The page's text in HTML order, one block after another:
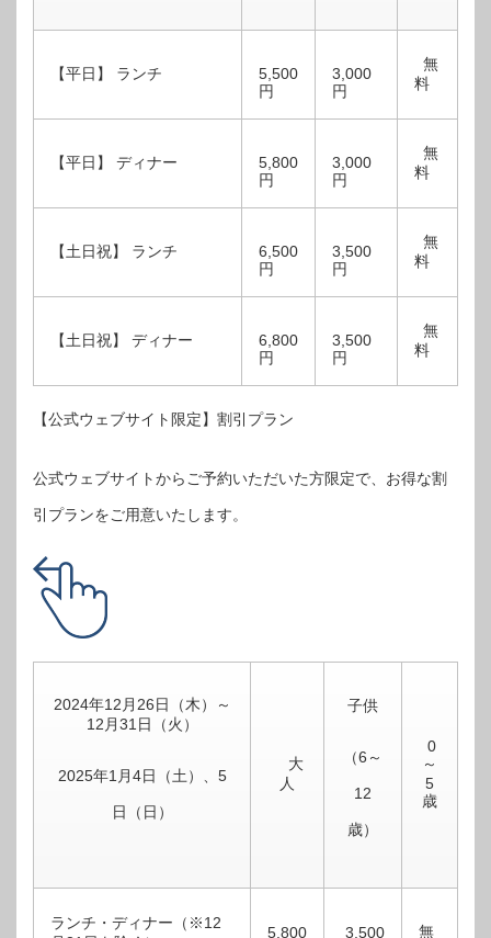
【平日】 ランチ
5,500
円
3,000
円
無
料
【平日】 ディナー
5,800
円
3,000
円
無
料
【土日祝】 ランチ
6,500
円
3,500
円
無
料
【土日祝】 ディナー
6,800
円
3,500
円
無
料
【公式ウェブサイト限定】割引プラン
公式ウェブサイトからご予約いただいた方限定で、お得な割
引プランをご用意いたします。
2024年12月26日（木）～
12月31日（火）
2025年1月4日（土）、5
日（日）
大
人
子供
（6～
12
歳）
0
～
5
歳
ランチ・ディナー（※12
5,800 3,500 無